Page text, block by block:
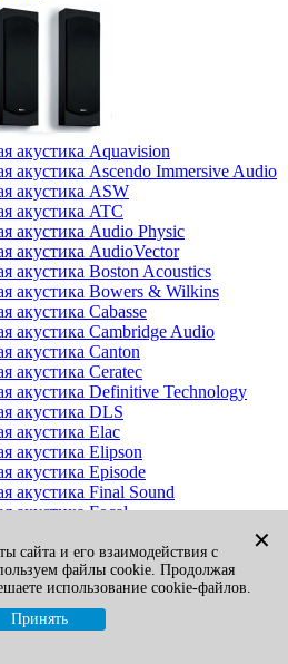
акустика Aquavision
акустика Ascendo Immersive Audio
акустика ASW
акустика ATC
акустика Audio Physic
акустика AudioVector
акустика Boston Acoustics
акустика Bowers & Wilkins
акустика Cabasse
акустика Cambridge Audio
акустика Canton
акустика Ceratec
акустика Definitive Technology
акустика DLS
акустика Elac
акустика Elipson
акустика Episode
акустика Final Sound
акустика Focal
акустика Heco
акустика Jamo
акустика KEF
акустика Klipsch
акустика Legacy
✕
сайта и его взаимодействия с
файлы cookie. Продолжая
использование cookie-файлов.
Принять